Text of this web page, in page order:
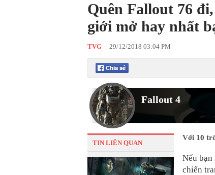
Quên Fallout 76
giới mở hay nhất
TVG | 29/12/2018 03:04 PM
Fallout 4
TIN LIÊN QUAN
Với 10
Nếu
chiến